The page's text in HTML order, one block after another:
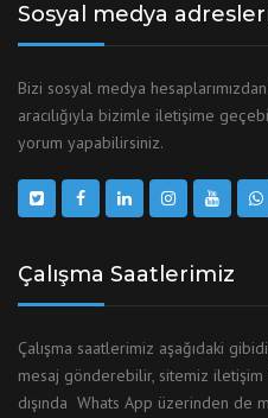
Sosyal medya
Bizi sosyal medya
aracılığıyla bizimle iletişime
yorum yapabilirsiniz.
Çalışma Saatlerimiz
Çalışma saatlerimiz aşağıdaki
mesaj gönderebilir, sitemiz
dışında Whats App üzerinden de